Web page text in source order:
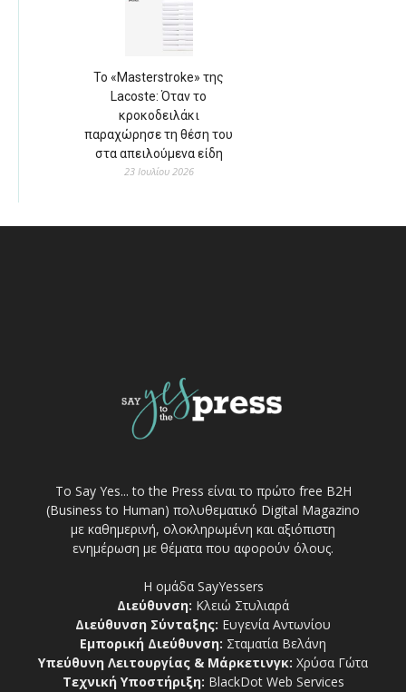
Το «Masterstroke» της
Lacoste: Όταν το
κροκοδειλάκι
παραχώρησε τη θέση του
στα απειλούμενα είδη
23 Ιουλίου 2026
Το Say Yes... to the Press είναι το πρώτο free Β2Η
(Business to Human) πολυθεματικό Digital Magazino
με καθημερινή, ολοκληρωμένη και αξιόπιστη
ενημέρωση με θέματα που αφορούν όλους.
Η ομάδα SayYessers
Διεύθυνση: Κλειώ Στυλιαρά
Διεύθυνση Σύνταξης: Ευγενία Αντωνίου
Εμπορική Διεύθυνση: Σταματία Βελάνη
Υπεύθυνη Λειτουργίας & Μάρκετινγκ: Χρύσα Γώτα
Τεχνική Υποστήριξη: BlackDot Web Services